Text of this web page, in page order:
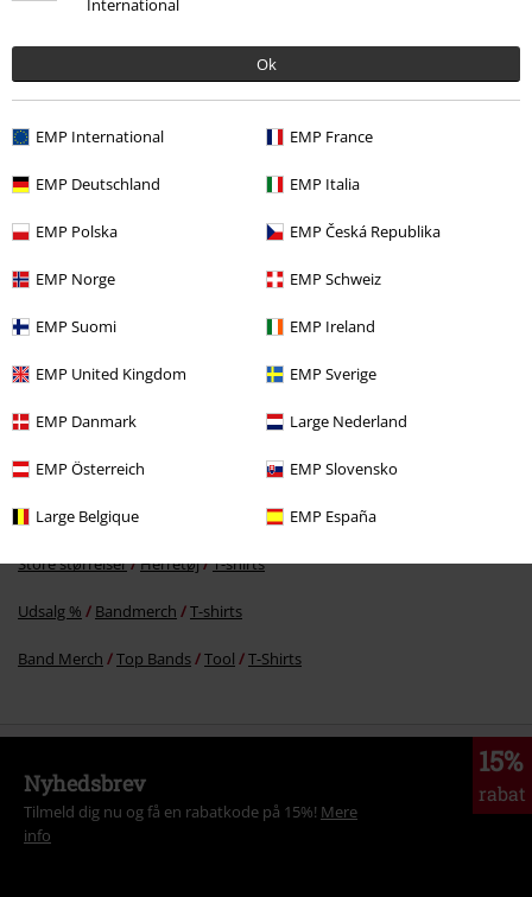
International
Ok
EMP International EMP France
EMP Deutschland EMP Italia
EMP Polska EMP Česká Republika
EMP Norge EMP Schweiz
EMP Suomi EMP Ireland
EMP United Kingdom EMP Sverige
EMP Danmark Large Nederland
EMP Österreich EMP Slovensko
Large Belgique EMP España
Senest besøgt
kr 189.95
More categories. More options.
Band Merch Clothing
Udsalg % Bandmerch Store størrelser
Store størrelser Herretøj T-shirts
Udsalg % Bandmerch T-shirts
Band Merch Top Bands Tool T-Shirts
15%
rabat
Nyhedsbrev
Tilmeld dig nu og få en rabatkode på 15%! Mere
info